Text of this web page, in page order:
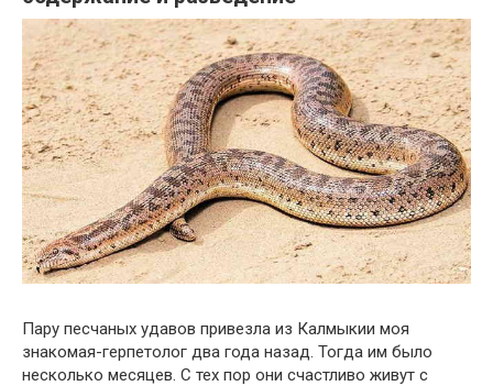
Пару песчаных удавов привезла из Калмыкии моя
знакомая-герпетолог два года назад. Тогда им было
несколько месяцев. С тех пор они счастливо живут с